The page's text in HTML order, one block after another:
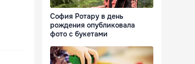
София Ротару в день
рождения опубликовала
фото с букетами